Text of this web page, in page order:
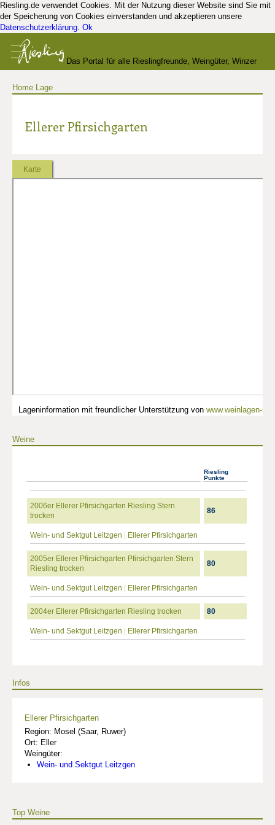
Riesling.de verwendet Cookies. Mit der Nutzung dieser Website sind Sie mit
der Speicherung von Cookies einverstanden und akzeptieren unsere
Datenschutzerklärung. Ok
Das Portal für alle Rieslingfreunde, Weingüter, Winzer
Home Lage
Ellerer Pfirsichgarten
Karte
Lageninformation mit freundlicher Unterstützung von www.weinlagen-
Weine
Riesling
Punkte
2006er Ellerer Pfirsichgarten Riesling Stern
trocken
86
Wein- und Sektgut Leitzgen Ellerer Pfirsichgarten
2005er Ellerer Pfirsichgarten Pfirsichgarten Stern
Riesling trocken
80
Wein- und Sektgut Leitzgen Ellerer Pfirsichgarten
2004er Ellerer Pfirsichgarten Riesling trocken 80
Wein- und Sektgut Leitzgen Ellerer Pfirsichgarten
Infos
Ellerer Pfirsichgarten
Region: Mosel (Saar, Ruwer)
Ort: Eller
Weingüter:
Wein- und Sektgut Leitzgen
Top Weine